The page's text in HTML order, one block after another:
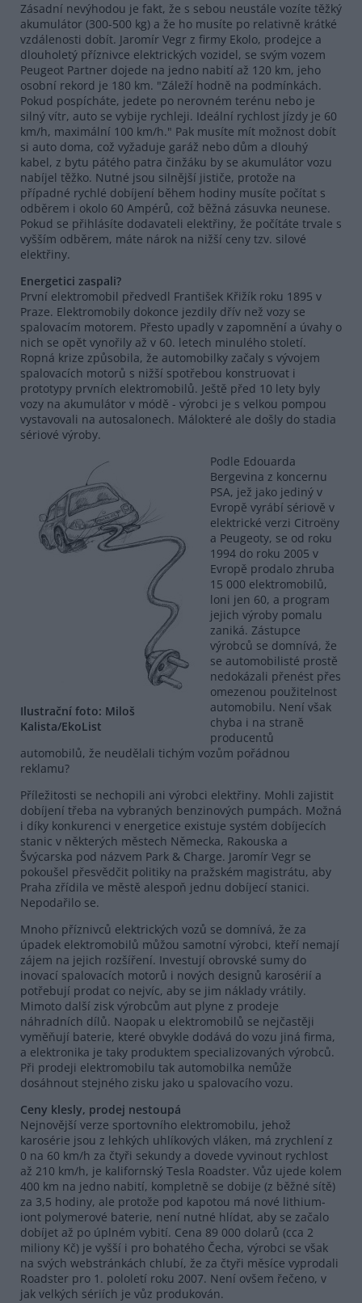
Zásadní nevýhodou je fakt, že s sebou neustále vozíte těžký
akumulátor (300-500 kg) a že ho musíte po relativně krátké
vzdálenosti dobít. Jaromír Vegr z firmy Ekolo, prodejce a
dlouholetý příznivce elektrických vozidel, se svým vozem
Peugeot Partner dojede na jedno nabití až 120 km, jeho
osobní rekord je 180 km. "Záleží hodně na podmínkách.
Pokud pospícháte, jedete po nerovném terénu nebo je
silný vítr, auto se vybije rychleji. Ideální rychlost jízdy je 60
km/h, maximální 100 km/h." Pak musíte mít možnost dobít
si auto doma, což vyžaduje garáž nebo dům a dlouhý
kabel, z bytu pátého patra činžáku by se akumulátor vozu
nabíjel těžko. Nutné jsou silnější jističe, protože na
případné rychlé dobíjení během hodiny musíte počítat s
odběrem i okolo 60 Ampérů, což běžná zásuvka neunese.
Pokud se přihlásíte dodavateli elektřiny, že počítáte trvale s
vyšším odběrem, máte nárok na nižší ceny tzv. silové
elektřiny.
Energetici zaspali?
První elektromobil předvedl František Křižík roku 1895 v
Praze. Elektromobily dokonce jezdily dřív než vozy se
spalovacím motorem. Přesto upadly v zapomnění a úvahy o
nich se opět vynořily až v 60. letech minulého století.
Ropná krize způsobila, že automobilky začaly s vývojem
spalovacích motorů s nižší spotřebou konstruovat i
prototypy prvních elektromobilů. Ještě před 10 lety byly
vozy na akumulátor v módě - výrobci je s velkou pompou
vystavovali na autosalonech. Málokteré ale došly do stadia
sériové výroby.
Ilustrační foto: Miloš
Kalista/EkoList
Podle Edouarda
Bergevina z koncernu
PSA, jež jako jediný v
Evropě vyrábí sériově v
elektrické verzi Citroëny
a Peugeoty, se od roku
1994 do roku 2005 v
Evropě prodalo zhruba
15 000 elektromobilů,
loni jen 60, a program
jejich výroby pomalu
zaniká. Zástupce
výrobců se domnívá, že
se automobilisté prostě
nedokázali přenést přes
omezenou použitelnost
automobilu. Není však
chyba i na straně
producentů
automobilů, že neudělali tichým vozům pořádnou
reklamu?
Příležitosti se nechopili ani výrobci elektřiny. Mohli zajistit
dobíjení třeba na vybraných benzinových pumpách. Možná
i díky konkurenci v energetice existuje systém dobíjecích
stanic v některých městech Německa, Rakouska a
Švýcarska pod názvem Park & Charge. Jaromír Vegr se
pokoušel přesvědčit politiky na pražském magistrátu, aby
Praha zřídila ve městě alespoň jednu dobíjecí stanici.
Nepodařilo se.
Mnoho příznivců elektrických vozů se domnívá, že za
úpadek elektromobilů můžou samotní výrobci, kteří nemají
zájem na jejich rozšíření. Investují obrovské sumy do
inovací spalovacích motorů i nových designů karosérií a
potřebují prodat co nejvíc, aby se jim náklady vrátily.
Mimoto další zisk výrobcům aut plyne z prodeje
náhradních dílů. Naopak u elektromobilů se nejčastěji
vyměňují baterie, které obvykle dodává do vozu jiná firma,
a elektronika je taky produktem specializovaných výrobců.
Při prodeji elektromobilu tak automobilka nemůže
dosáhnout stejného zisku jako u spalovacího vozu.
Ceny klesly, prodej nestoupá
Nejnovější verze sportovního elektromobilu, jehož
karosérie jsou z lehkých uhlíkových vláken, má zrychlení z
0 na 60 km/h za čtyři sekundy a dovede vyvinout rychlost
až 210 km/h, je kalifornský Tesla Roadster. Vůz ujede kolem
400 km na jedno nabití, kompletně se dobije (z běžné sítě)
za 3,5 hodiny, ale protože pod kapotou má nové lithium-
iont polymerové baterie, není nutné hlídat, aby se začalo
dobíjet až po úplném vybití. Cena 89 000 dolarů (cca 2
miliony Kč) je vyšší i pro bohatého Čecha, výrobci se však
na svých webstránkách chlubí, že za čtyři měsíce vyprodali
Roadster pro 1. pololetí roku 2007. Není ovšem řečeno, v
jak velkých sériích je vůz produkován.